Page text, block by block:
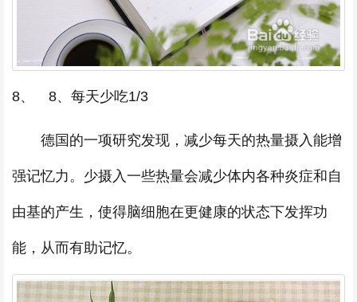
8、 8、每天少吃1/3
德国的一项研究发现，减少每天的热量摄入能增
强记忆力。少摄入一些热量会减少体内各种炎症和自
由基的产生，使得脑细胞在更健康的状态下发挥功
能，从而有助记忆。